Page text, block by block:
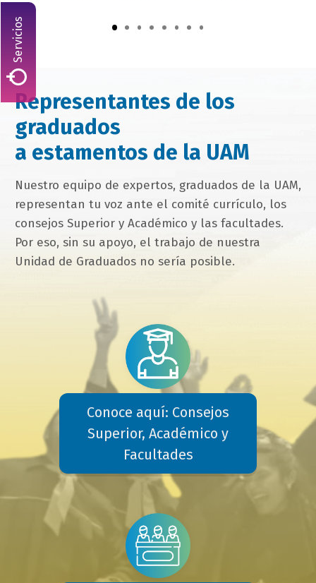
Servicios
campo
texto
bloque
texto
Representantes de los
graduados
a estamentos de la UAM
Nuestro equipo de expertos, graduados de la UAM,
representan tu voz ante el comité currículo, los
consejos Superior y Académico y las facultades.
Por eso, sin su apoyo, el trabajo de nuestra
Unidad de Graduados no sería posible.
Conoce aquí: Consejos
Superior, Académico y
Facultades